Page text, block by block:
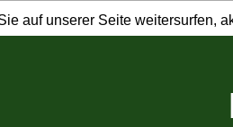
auf unserer Seite weitersurfen,